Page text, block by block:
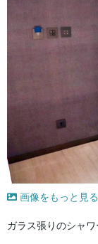
画像をもっと見る
ガラス張りのシャ